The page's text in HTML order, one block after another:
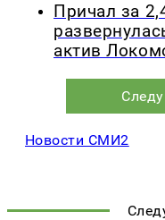
Причал за
актив
Новости СМИ2